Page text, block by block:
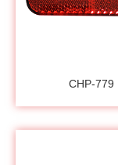
CHP-779